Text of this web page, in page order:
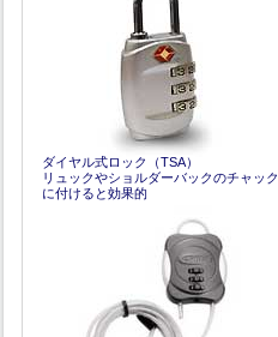
ダイヤル式ロック（TSA）
リュックやショルダーバックのチャック
に付けると効果的